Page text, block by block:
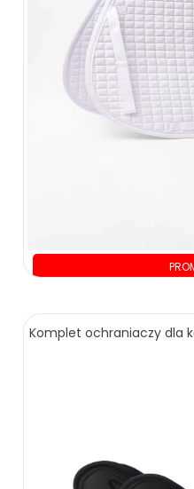
109.00
Komplet ochraniaczy dla